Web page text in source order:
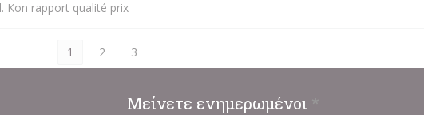
Kon rapport qualité prix
1 2 3
Μείνετε ενημερωμένοι